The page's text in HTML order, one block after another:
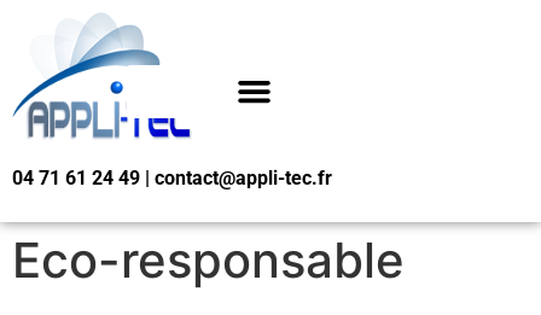
04 71 61 24 49 | contact@appli-tec.fr
Eco-responsable